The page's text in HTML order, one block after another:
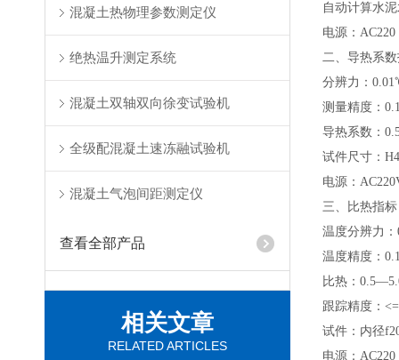
混凝土热物理参数测定仪
绝热温升测定系统
混凝土双轴双向徐变试验机
全级配混凝土速冻融试验机
混凝土气泡间距测定仪
查看全部产品
相关文章
RELATED ARTICLES
自动计算水
电源：AC220
二、导热系
分辨力：
测量精度：
导热系数：
试件尺寸：
电源：
三、比热指标
温度分辨力
温度精度：
比热：
跟踪精度：
试件：内径
电源：